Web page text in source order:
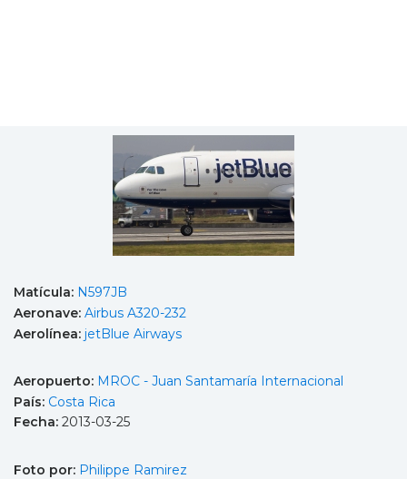
Matícula: N597JB
Aeronave: Airbus A320-232
Aerolínea: jetBlue Airways
Aeropuerto: MROC - Juan Santamaría Internacional
País: Costa Rica
Fecha: 2013-03-25
Foto por: Philippe Ramirez